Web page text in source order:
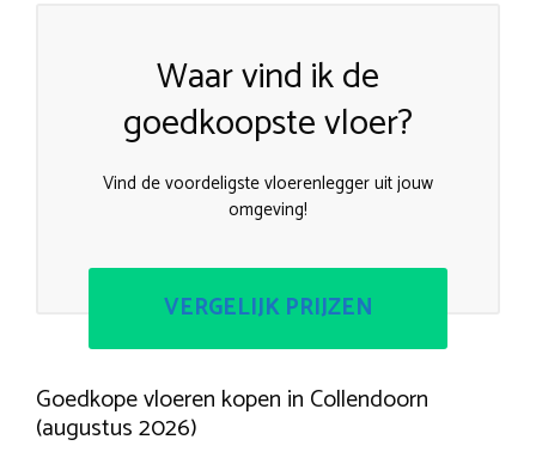
Waar vind ik de
goedkoopste vloer?
Vind de voordeligste vloerenlegger uit jouw
omgeving!
VERGELIJK PRIJZEN
Goedkope vloeren kopen in Collendoorn
(augustus 2026)